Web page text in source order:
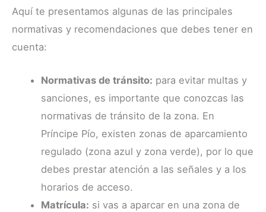
Aquí te presentamos algunas de las principales
normativas y recomendaciones que debes tener en
cuenta:
Normativas de tránsito: para evitar multas y
sanciones, es importante que conozcas las
normativas de tránsito de la zona. En
Príncipe Pío, existen zonas de aparcamiento
regulado (zona azul y zona verde), por lo que
debes prestar atención a las señales y a los
horarios de acceso.
Matrícula: si vas a aparcar en una zona de